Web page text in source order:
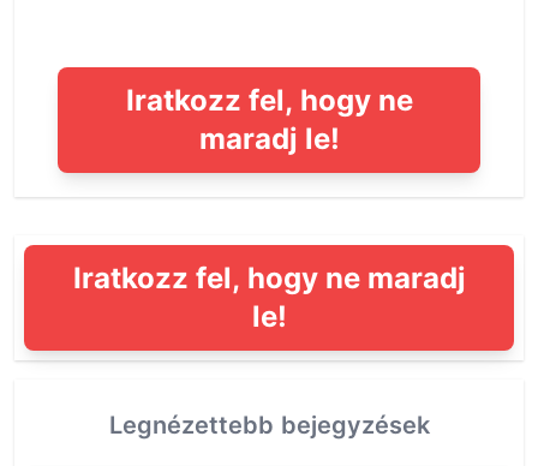
Iratkozz fel, hogy ne
maradj le!
Iratkozz fel, hogy ne maradj
le!
Legnézettebb bejegyzések